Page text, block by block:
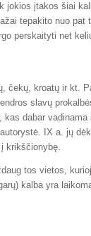
įtakos šiai
tepakito nuo pat
perskaityti net
čekų, kroatų ir kt.
slavų
dabar
IX a. jų
krikščionybę.
tos vietos,
kalba yra